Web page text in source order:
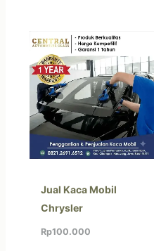
Jual Kaca Mobil
Chrysler
Rp100.000